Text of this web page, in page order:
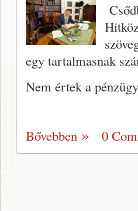
egy tartalmasnak
Nem értek a
Bővebben 0